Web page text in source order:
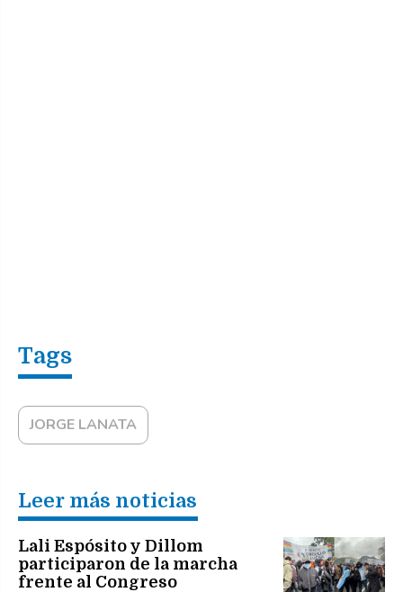
JORGE LANATA
Leer más noticias
Lali Espósito y Dillom
participaron de la marcha
frente al Congreso